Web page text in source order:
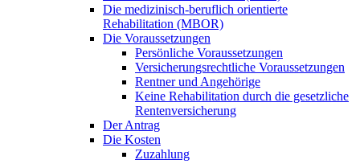
Die medizinisch-beruflich orientierte
Rehabilitation (MBOR)
Die Voraussetzungen
Persönliche Voraussetzungen
Versicherungsrechtliche Voraussetzungen
Rentner und Angehörige
Keine Rehabilitation durch die gesetzliche
Rentenversicherung
Der Antrag
Die Kosten
Zuzahlung